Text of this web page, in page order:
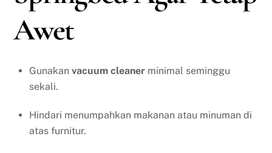
Awet
Gunakan vacuum cleaner minimal seminggu
sekali.
Hindari menumpahkan makanan atau minuman di
atas furnitur.